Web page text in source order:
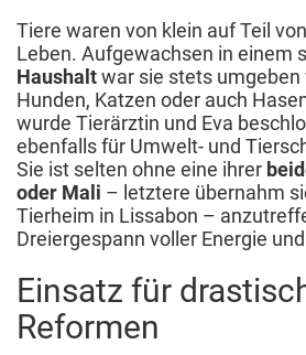
Tiere waren von klein auf Teil
Leben. Aufgewachsen in einem
Haushaltwar sie stets umgeben
Hunden, Katzen oder auch
wurde Tierärztin und Eva
ebenfalls für Umwelt- und
Sie ist selten ohne eine ihrer
oder Mali – letztere übernahm
Tierheim in Lissabon –
Dreiergespann voller Energie
Einsatz für
Reformen